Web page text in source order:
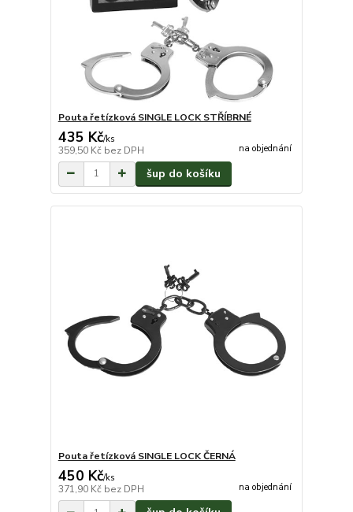
Pouta řetízková SINGLE LOCK STŘÍBRNÉ
435 Kč/ks
359,50 Kč bez DPH na objednání
šup do košíku
Pouta řetízková SINGLE LOCK ČERNÁ
450 Kč/ks
371,90 Kč bez DPH na objednání